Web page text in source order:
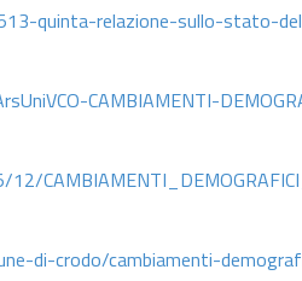
quinta-relazione-sullo-stato-
CAMBIAMENTI-
di-crodo/cambiamenti-